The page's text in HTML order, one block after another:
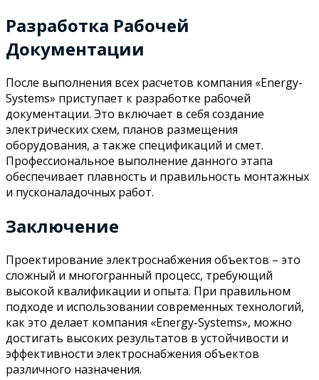
Разработка Рабочей
Документации
После выполнения всех расчетов компания «Energy-
Systems» приступает к разработке рабочей
документации. Это включает в себя создание
электрических схем, планов размещения
оборудования, а также спецификаций и смет.
Профессиональное выполнение данного этапа
обеспечивает плавность и правильность монтажных
и пусконаладочных работ.
Заключение
Проектирование электроснабжения объектов – это
сложный и многогранный процесс, требующий
высокой квалификации и опыта. При правильном
подходе и использовании современных технологий,
как это делает компания «Energy-Systems», можно
достигать высоких результатов в устойчивости и
эффективности электроснабжения объектов
различного назначения.